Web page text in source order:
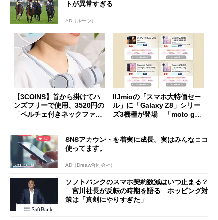
トが異常すぎる
AD（ルーツ）
【3COINS】首から掛けてハ
ンズフリーで使用、3520円の
「ペルチェ付きネックファ
IIJmioの「スマホ大特価セー
ル」に「Galaxy Z8」シリー
ズ3機種が登場 「moto g37
SNSアカウントを着実に成長。実はみんなココ
使ってます。
AD（Dreaw合同会社）
ソフトバンクのスマホ契約数減はいつ止まる？
宮川社長が反転の時期を語る ホッピング対
策は「真剣にやりすぎた」